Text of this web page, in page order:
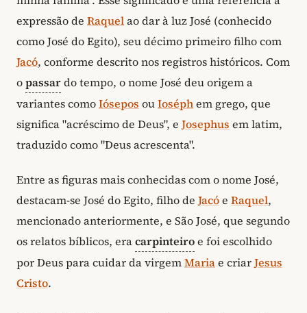
expressão de Raquelao dar à luz José (conhecido
como José do Egito), seu décimo primeiro filho com
Jacó, conforme descrito nos registros históricos. Com
opassardo tempo, o nome José deu origem a
variantes comoIósepos ouIoséphem grego, que
significa "acréscimo de Deus", e Josephus em latim,
traduzido como "Deus acrescenta".
Entre as figuras mais conhecidas com o nome José,
destacam-se José do Egito, filho de Jacóe Raquel,
mencionado anteriormente, e São José, que segundo
os relatos bíblicos, eracarpinteiroe foi escolhido
por Deus para cuidar da virgemMariae criarJesus
Cristo.